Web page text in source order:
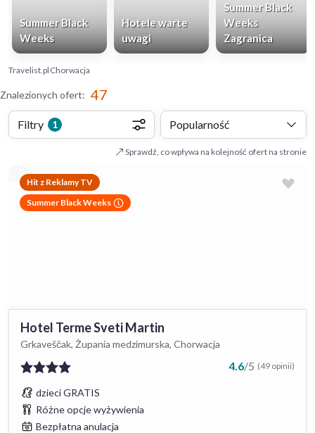
Summer Black
Weeks
Hotele warte
uwagi
Summer Black
Weeks
Zagranica
Travelist.pl Chorwacja
Znalezionych ofert: 47
Filtry 1 Popularność
Sprawdź, co wpływa na kolejność ofert na stronie
Hit z Reklamy TV
Summer Black Weeks
Hotel Terme Sveti Martin
Grkaveščak, Żupania medzimurska, Chorwacja
4.6/5 (49 opinii)
dzieci GRATIS
Różne opcje wyżywienia
Bezpłatna anulacja